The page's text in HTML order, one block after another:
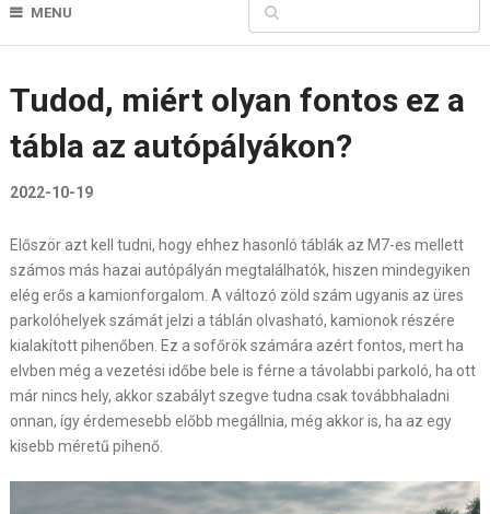
MENU
Tudod, miért olyan fontos ez a
tábla az autópályákon?
2022-10-19
Először azt kell tudni, hogy ehhez hasonló táblák az M7-es mellett
számos más hazai autópályán megtalálhatók, hiszen mindegyiken
elég erős a kamionforgalom. A változó zöld szám ugyanis az üres
parkolóhelyek számát jelzi a táblán olvasható, kamionok részére
kialakított pihenőben. Ez a sofőrök számára azért fontos, mert ha
elvben még a vezetési időbe bele is férne a távolabbi parkoló, ha ott
már nincs hely, akkor szabályt szegve tudna csak továbbhaladni
onnan, így érdemesebb előbb megállnia, még akkor is, ha az egy
kisebb méretű pihenő.